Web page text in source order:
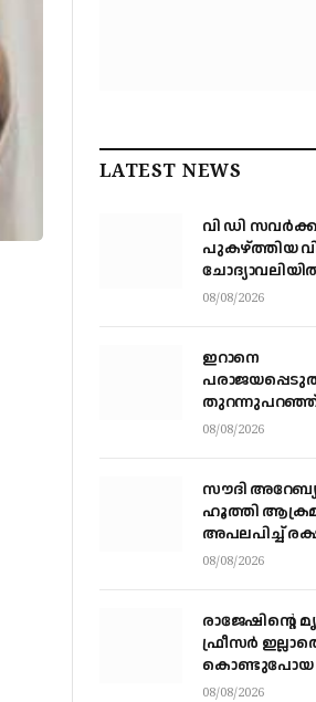
LATEST NEWS
വി ഡി
പുകഴ്ത്തിയ
നടപടിക്ക്
08/08/2026
ഇറാനെ
കെയ്ന്‍;
08/08/2026
സൗദി
ഹൂത്തി
അപലപിച്ച്
08/08/2026
രാജേഷിന്റെ
ഫ്രീസർ
കൊണ്ടുപോയ
പയ്യന്നൂർ
08/08/2026